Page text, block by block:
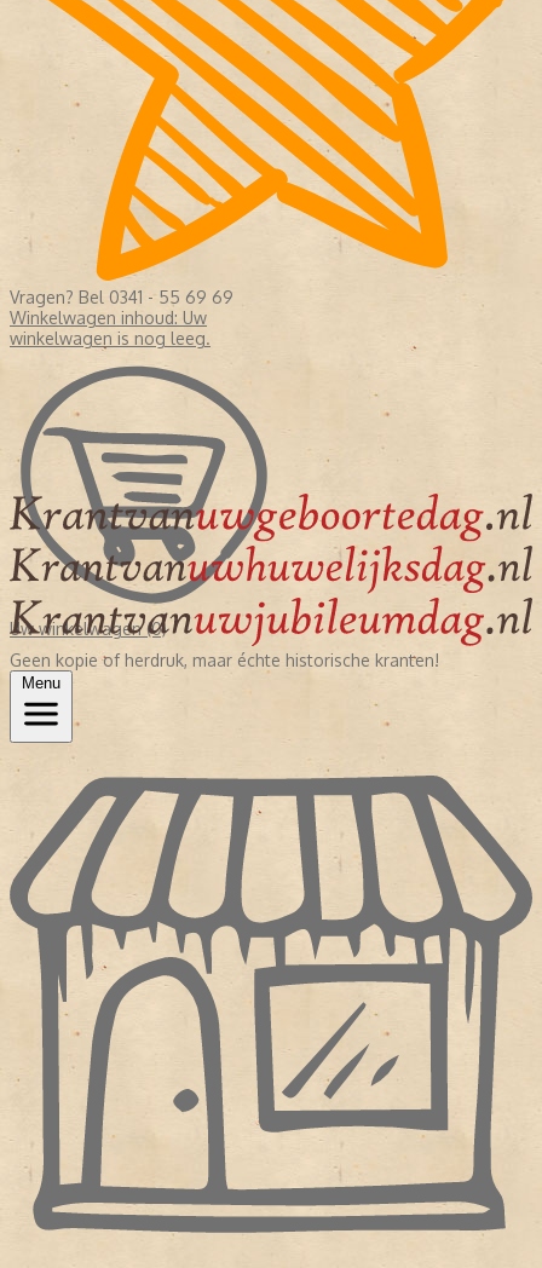
Vragen? Bel 0341 - 55 69 69
Winkelwagen inhoud: Uw
winkelwagen is nog leeg.
Uw winkelwagen (0)
Geen kopie of herdruk, maar échte historische kranten!
Menu